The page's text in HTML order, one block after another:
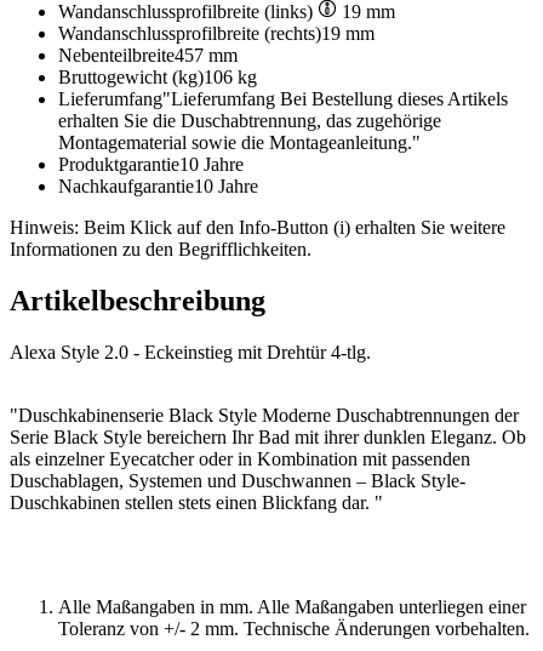
Wandanschlussprofilbreite (links)
19 mm
Wandanschlussprofilbreite (rechts)19 mm
Nebenteilbreite457 mm
Bruttogewicht (kg)106 kg
Lieferumfang"Lieferumfang Bei Bestellung dieses Artikels
erhalten Sie die Duschabtrennung, das zugehörige
Montagematerial sowie die Montageanleitung."
Produktgarantie10 Jahre
Nachkaufgarantie10 Jahre
Hinweis: Beim Klick auf den Info-Button (i) erhalten Sie weitere
Informationen zu den Begrifflichkeiten.
Artikelbeschreibung
Alexa Style 2.0 - Eckeinstieg mit Drehtür 4-tlg.
"Duschkabinenserie Black Style Moderne Duschabtrennungen der
Serie Black Style bereichern Ihr Bad mit ihrer dunklen Eleganz. Ob
als einzelner Eyecatcher oder in Kombination mit passenden
Duschablagen, Systemen und Duschwannen – Black Style-
Duschkabinen stellen stets einen Blickfang dar. "
Alle Maßangaben in mm. Alle Maßangaben unterliegen einer
Toleranz von +/- 2 mm. Technische Änderungen vorbehalten.